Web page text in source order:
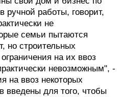
ручной работы, говорит,
не
семьи пытаются
но строительных
на их ввоз
невозможным", -
на ввоз некоторых
введены для того, чтобы